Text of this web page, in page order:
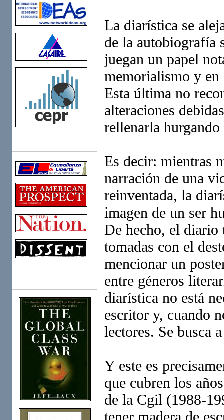
La diarística se
de la autobiografía
juegan un papel
memorialismo y
Esta última no
alteraciones
rellenarla
Es decir: mientras
narración de una
reinventada, la
imagen de un ser
De hecho, el diario
tomadas con el
mencionar un
entre géneros
diarística no está
escritor y, cuando
lectores. Se busca
Y este es
que cubren los
de la Cgil (1988-